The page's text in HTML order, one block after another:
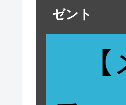
ゼント